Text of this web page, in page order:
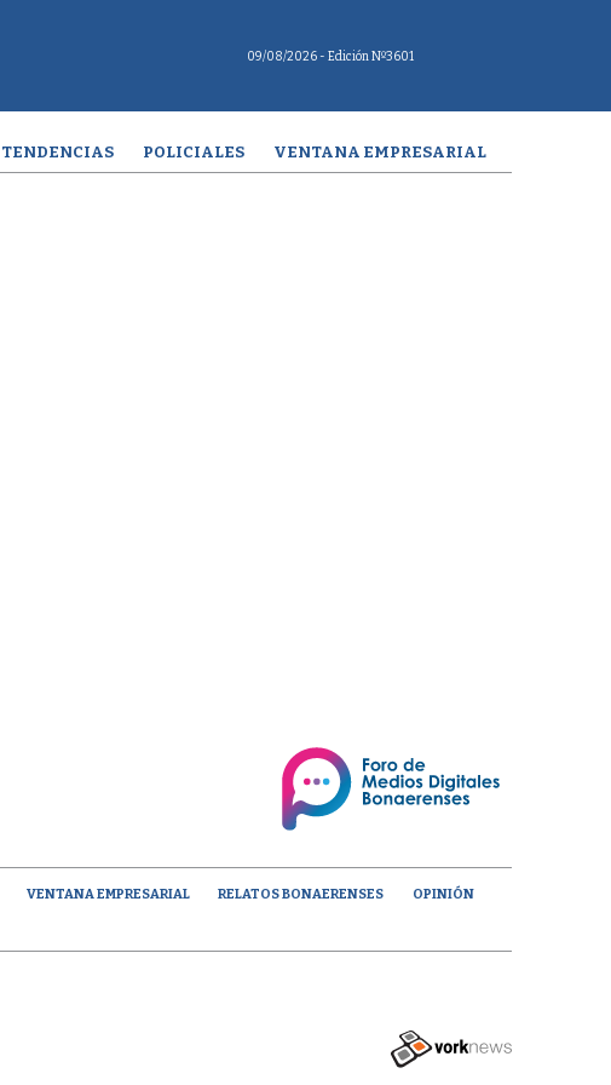
09/08/2026 - Edición Nº3601
TENDENCIAS POLICIALES VENTANA EMPRESARIAL
VENTANA EMPRESARIAL RELATOS BONAERENSES
OPINIÓN